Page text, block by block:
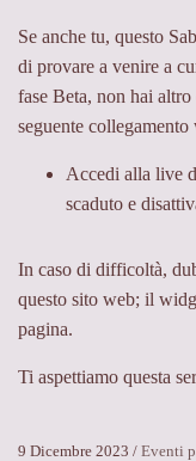
Se anche tu, questo
di provare a venire a
fase Beta, non hai
seguente collegamento
Accedi alla live
scaduto e
In caso di difficoltà,
questo sito web; il
pagina.
Ti aspettiamo questa
9 Dicembre 2023 / Eventi